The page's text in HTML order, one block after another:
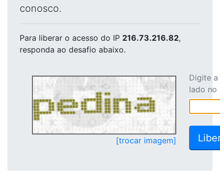
conosco.
Para liberar o acesso do IP 216.73.216.82,
responda ao desafio abaixo.
[trocar imagem]
Digite
lado no